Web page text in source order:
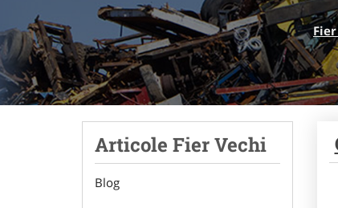
Articole Fier Vechi
Blog